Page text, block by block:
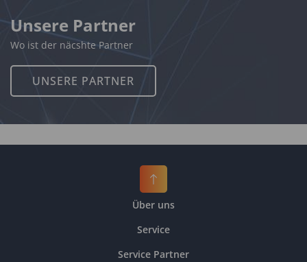
Unsere Partner
Wo ist der näcshte Partner
UNSERE PARTNER
Über uns
Service
Service Partner